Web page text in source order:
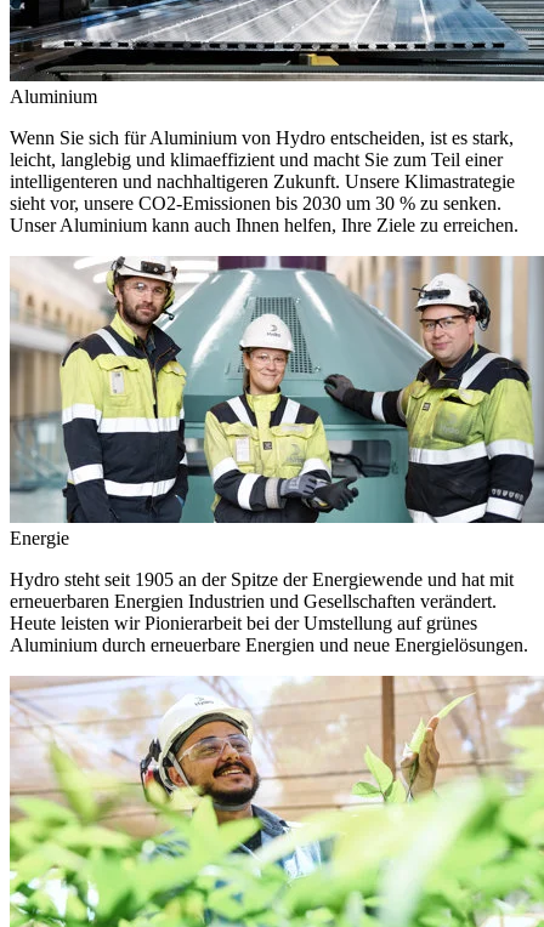
Aluminium
Wenn Sie sich für Aluminium von Hydro entscheiden, ist es stark,
leicht, langlebig und klimaeffizient und macht Sie zum Teil einer
intelligenteren und nachhaltigeren Zukunft. Unsere Klimastrategie
sieht vor, unsere CO2-Emissionen bis 2030 um 30 % zu senken.
Unser Aluminium kann auch Ihnen helfen, Ihre Ziele zu erreichen.
Energie
Hydro steht seit 1905 an der Spitze der Energiewende und hat mit
erneuerbaren Energien Industrien und Gesellschaften verändert.
Heute leisten wir Pionierarbeit bei der Umstellung auf grünes
Aluminium durch erneuerbare Energien und neue Energielösungen.